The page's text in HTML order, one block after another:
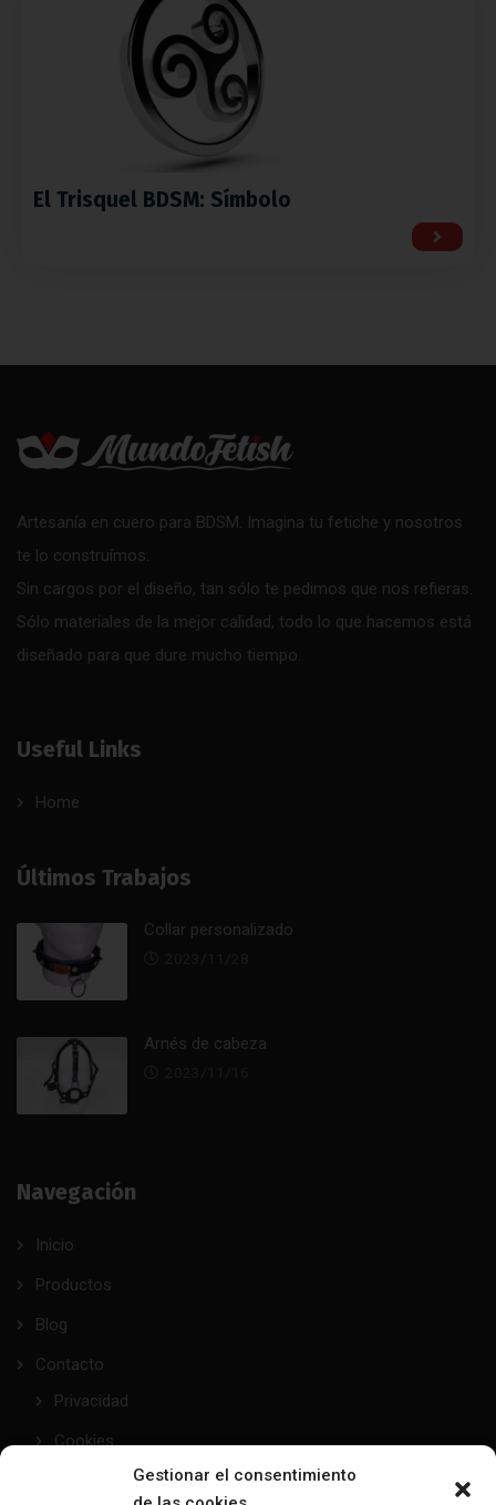
Gestionar el consentimiento
El Trisquel BDSM: Símbolo
Artesanía en cuero para BDSM. Imagina tu fetiche y nosotros
te lo construímos.
Sin cargos por el diseño, tan sólo te pedimos que nos refieras.
Sólo materiales de la mejor calidad, todo lo que hacemos está
diseñado para que dure mucho tiempo.
Useful Links
Home
Últimos Trabajos
Collar personalizado
Arnés de cabeza
Navegación
Inicio
Productos
Blog
Contacto
Privacidad
Cookies